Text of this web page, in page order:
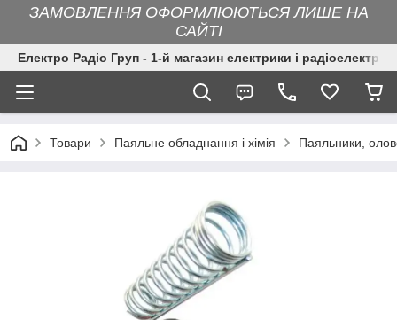
ЗАМОВЛЕННЯ ОФОРМЛЮЮТЬСЯ ЛИШЕ НА
САЙТІ
Електро Радіо Груп - 1-й магазин електрики і
Товари Паяльне обладнання і хімія Паяльники,